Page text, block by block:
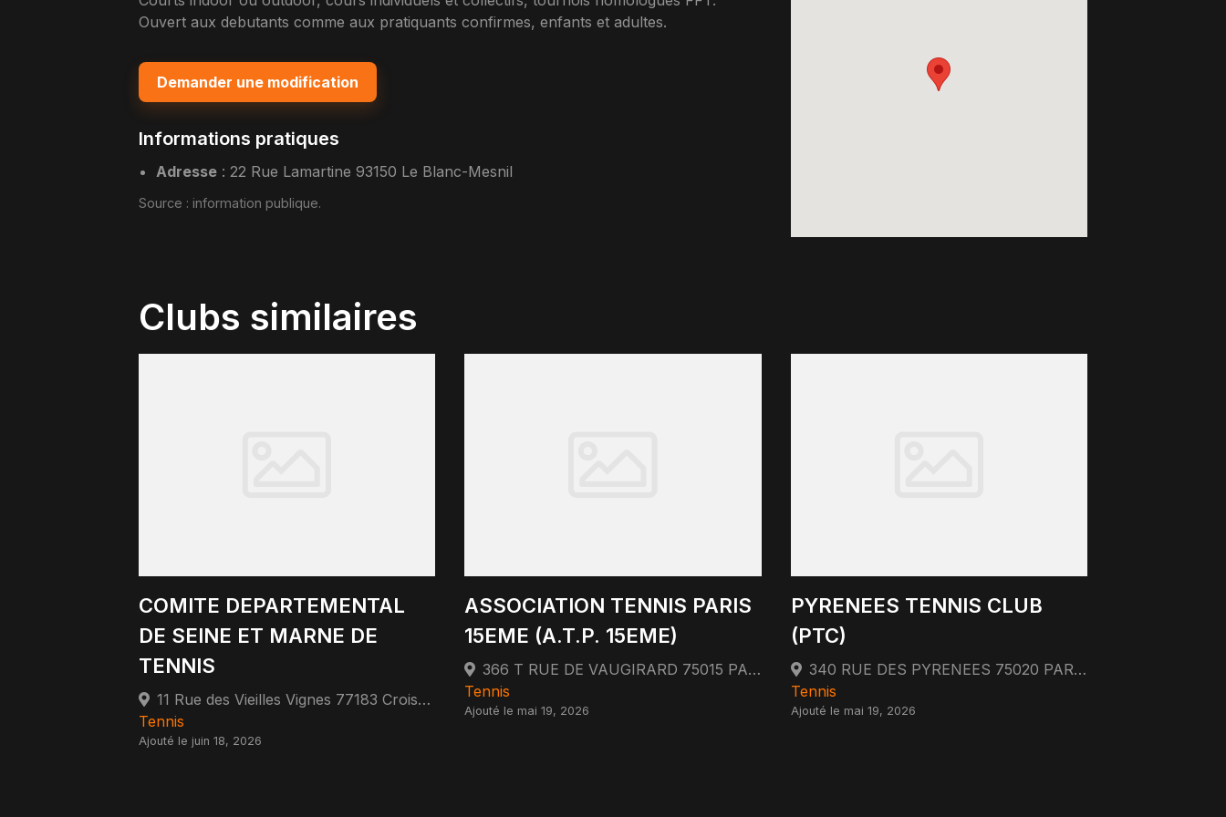
Ouvert aux debutants comme aux pratiquants confirmes, enfants et adultes.
Demander une modification
Informations pratiques
Adresse :22 Rue Lamartine 93150 Le Blanc-Mesnil
Source : information publique.
Clubs similaires
COMITE DEPARTEMENTAL
DE SEINE ET MARNE DE
TENNIS
11 Rue des Vieilles Vignes 77183 Croissy-Beaubourg
Tennis
Ajouté le juin 18, 2026
ASSOCIATION TENNIS PARIS
15EME (A.T.P. 15EME)
366 T RUE DE VAUGIRARD 75015 PARIS 75015 Paris
Tennis
Ajouté le mai 19, 2026
PYRENEES TENNIS CLUB
(PTC)
340 RUE DES PYRENEES 75020 PARIS 75020 Paris
Tennis
Ajouté le mai 19, 2026